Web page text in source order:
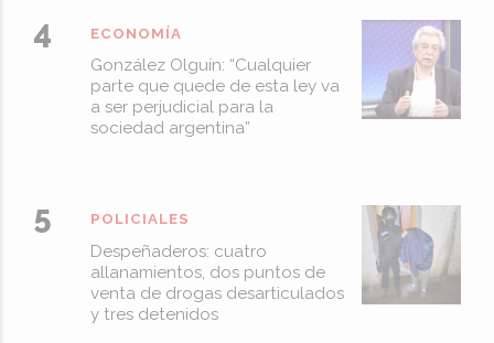
González Olguín: “Cualquier
parte que quede de esta ley va
a ser perjudicial para la
sociedad argentina”
ECONOMÍA
Despeñaderos: cuatro
allanamientos, dos puntos de
venta de drogas desarticulados
y tres detenidos
POLICIALES